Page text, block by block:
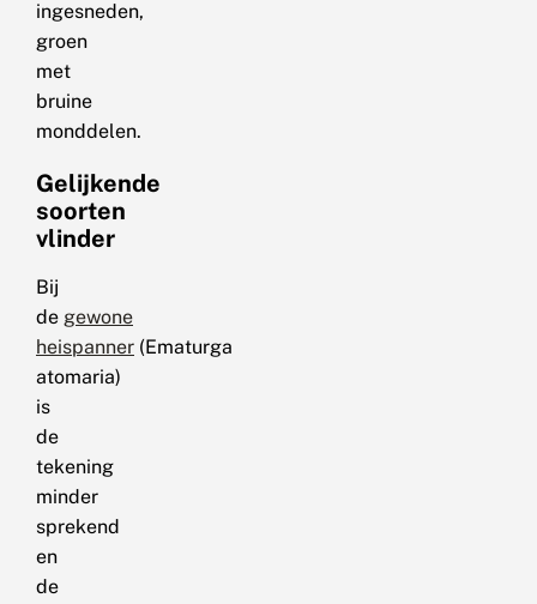
ingesneden,
groen
met
bruine
monddelen.
Gelijkende
soorten
vlinder
Bij
de gewone
heispanner (Ematurga
atomaria)
is
de
tekening
minder
sprekend
en
de